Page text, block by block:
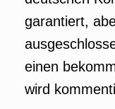
garantiert,
einen
wird